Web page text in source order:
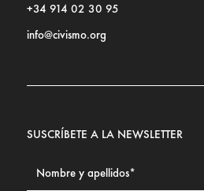
+34 914 02 30 95
info@civismo.org
SUSCRÍBETE A LA NEWSLETTER